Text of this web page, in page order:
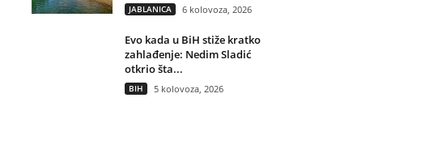
JABLANICA 6 kolovoza, 2026
Evo kada u BiH stiže kratko
zahlađenje: Nedim Sladić
otkrio šta...
BIH 5 kolovoza, 2026